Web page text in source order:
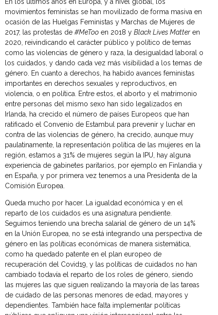
movimientos feministas se han movilizado de forma masiva en
ocasión de las Huelgas Feministas y Marchas de Mujeres de
2017, las protestas de #MeToo en 2018 y Black Lives Matter en
2020, reivindicando el carácter público y político de temas
como las violencias de género y raza, la desigualdad laboral o
los cuidados, y dando cada vez más visibilidad a los temas de
género. En cuanto a derechos, ha habido avances feministas
importantes en derechos sexuales y reproductivos, en
violencia, o en política. Entre estos, el aborto y el matrimonio
entre personas del mismo sexo han sido legalizados en
Irlanda, ha crecido el número de países Europeos que han
ratificado el Convenio de Estambul para prevenir y luchar en
contra de las violencias de género, ha crecido, aunque muy
paulatinamente, la representación política de las mujeres en la
región, estamos a 31% de mujeres según la IPU, hay alguna
experiencia de gabinetes paritarios, por ejemplo en Finlandia y
en España, y por primera vez tenemos a una Presidenta de la
Comisión Europea.
Queda mucho por hacer. La igualdad económica y en el
reparto de los cuidados es una asignatura pendiente.
Seguimos teniendo una brecha salarial de género de un 14%
en la Unión Europea, no se está integrando una perspectiva de
género en las políticas económicas de manera sistemática,
como ha quedado patente en el plan europeo de
recuperación del Covid19, y las políticas de cuidados no han
cambiado todavía el reparto de los roles de género, siendo
las mujeres las que siguen realizando la mayoría de las tareas
de cuidado de las personas menores de edad, mayores y
dependientes. También hace falta implementar políticas